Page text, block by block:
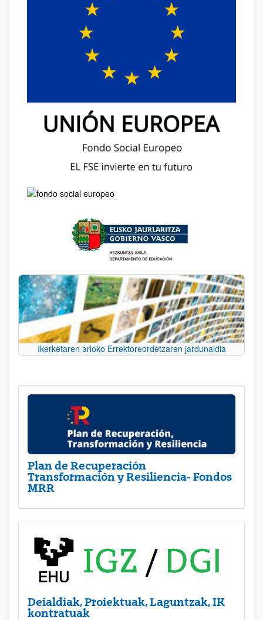
Ikerketaren arloko Errektoreordetzaren jardunaldia
Plan de Recuperación
Transformación y Resiliencia- Fondos
MRR
Deialdiak, Proiektuak, Laguntzak, IK
kontratuak